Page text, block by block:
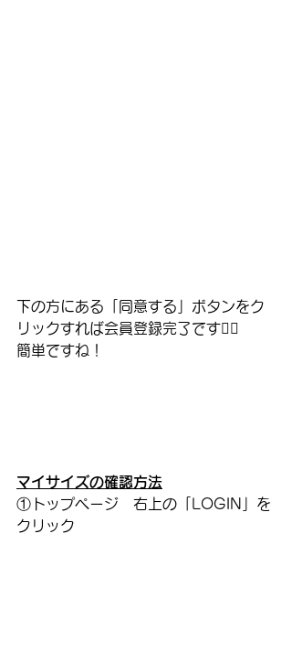
下の方にある「同意する」ボタンをク
リックすれば会員登録完了です🙆‍♂️
簡単ですね！
マイサイズの確認方法
①トップページ　右上の「LOGIN」を
クリック